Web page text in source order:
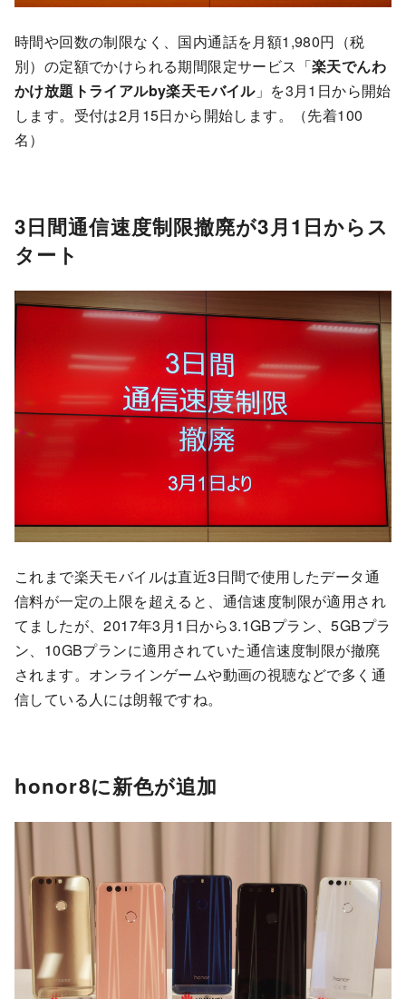
時間や回数の制限なく、国内通話を月額1,980円（税
別）の定額でかけられる期間限定サービス「楽天でんわ
かけ放題トライアルby楽天モバイル」を3月1日から開始
します。受付は2月15日から開始します。（先着100
名）
3日間通信速度制限撤廃が3月1日からス
タート
これまで楽天モバイルは直近3日間で使用したデータ通
信料が一定の上限を超えると、通信速度制限が適用され
てましたが、2017年3月1日から3.1GBプラン、5GBプラ
ン、10GBプランに適用されていた通信速度制限が撤廃
されます。オンラインゲームや動画の視聴などで多く通
信している人には朗報ですね。
honor8に新色が追加